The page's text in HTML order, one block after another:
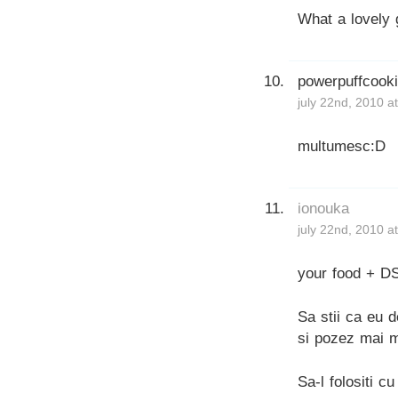
What a lovely
july 22nd, 2010
multumesc:D
ionouka
july 22nd, 2010
your food +
Sa stii ca eu
si pozez mai
Sa-l folositi